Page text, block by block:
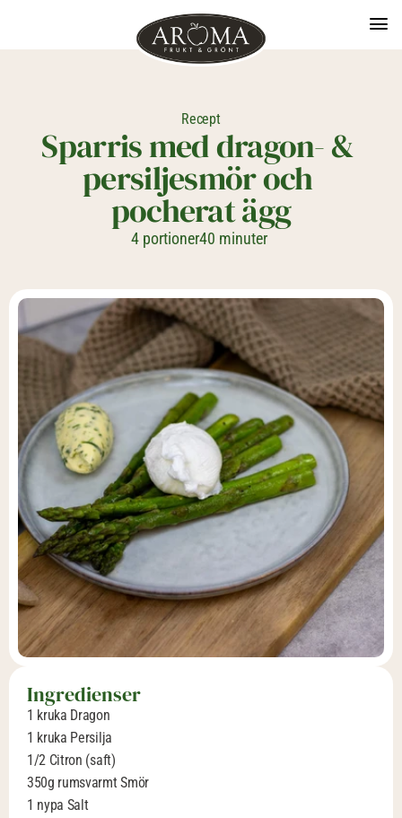
Recept
Sparris med dragon- &
persiljesmör och
pocherat ägg
4 portioner40 minuter
Ingredienser
1 kruka Dragon
1 kruka Persilja
1/2 Citron (saft)
350g rumsvarmt Smör
1 nypa Salt